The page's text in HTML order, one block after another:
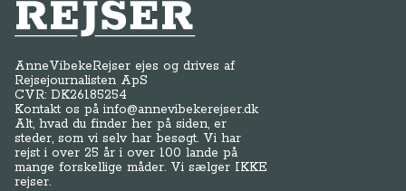
Anne-Vibeke Rejser
AnneVibekeRejser ejes og drives af
Rejsejournalisten ApS
CVR: DK26185254
Kontakt os påinfo@annevibekerejser.dk
Alt, hvad du finder her på siden, er
steder, som vi selv har besøgt. Vi har
rejst i over 25 år i over 100 lande på
mange forskellige måder. Vi sælger IKKE
rejser.